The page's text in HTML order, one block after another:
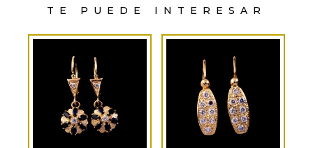
TE PUEDE INTERESAR